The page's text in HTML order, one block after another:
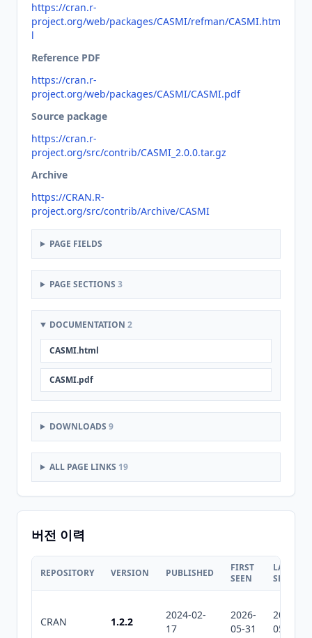
https://cran.r-
project.org/web/packages/CASMI/refman/CASMI.htm
l
Reference PDF
https://cran.r-
project.org/web/packages/CASMI/CASMI.pdf
Source package
https://cran.r-
project.org/src/contrib/CASMI_2.0.0.tar.gz
Archive
https://CRAN.R-
project.org/src/contrib/Archive/CASMI
PAGE FIELDS
PAGE SECTIONS 3
DOCUMENTATION 2
CASMI.html
CASMI.pdf
DOWNLOADS 9
ALL PAGE LINKS 19
버전 이력
REPOSITORY VERSION PUBLISHED
FIRST
SEEN
LAST
SEEN
CRAN 1.2.2
2024-02-
17
2026-
05-31
2026-
05-31